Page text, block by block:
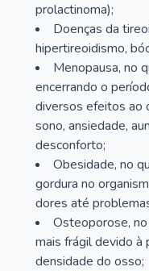
prolactinoma);
Doenças da
hipertireoidismo,
Menopausa, no
encerrando o
diversos efeitos ao
sono, ansiedade,
desconforto;
Obesidade, no
gordura no
dores até
Osteoporose,
mais frágil devido à
densidade do osso;